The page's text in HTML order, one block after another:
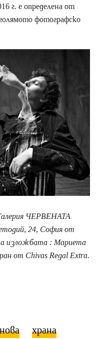
г. е определена от
фотографско
ЧЕРВЕНАТА
24, София от
изложбата : Мариета
от Chivas Regal Extra.
храна